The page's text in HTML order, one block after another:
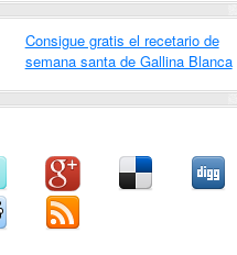
Consigue gratis el recetario de
semana santa de Gallina Blanca